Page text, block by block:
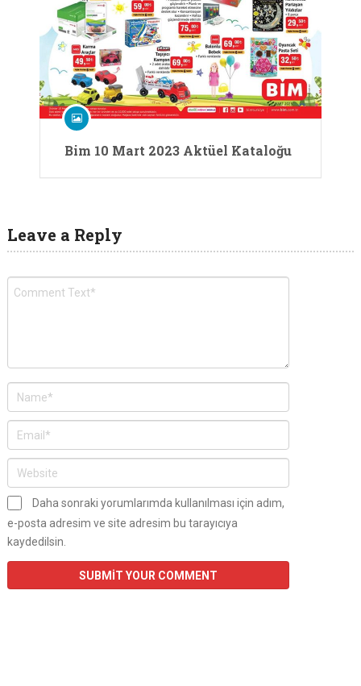
Bim 10 Mart 2023 Aktüel Kataloğu
Leave a Reply
Daha sonraki yorumlarımda kullanılması için adım,
e-posta adresim ve site adresim bu tarayıcıya
kaydedilsin.